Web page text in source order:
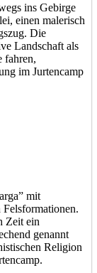
ins Gebirge
einen malerisch
Die
Landschaft als
fahren,
im Jurtencamp
mit
Zeit ein
genannt
Religion